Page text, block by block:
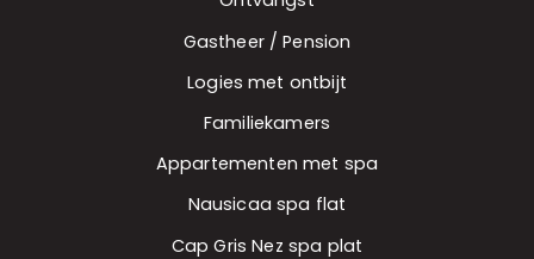
Gastheer / Pension
Logies met ontbijt
Familiekamers
Appartementen met spa
Nausicaa spa flat
Cap Gris Nez spa plat